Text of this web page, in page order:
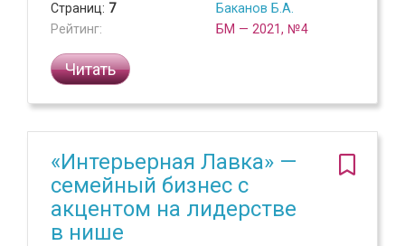
Страниц: 7
Рейтинг:
Баканов Б.А.
БМ — 2021, №4
Читать
«Интерьерная Лавка» —
семейный бизнес с
акцентом на лидерстве
в нише